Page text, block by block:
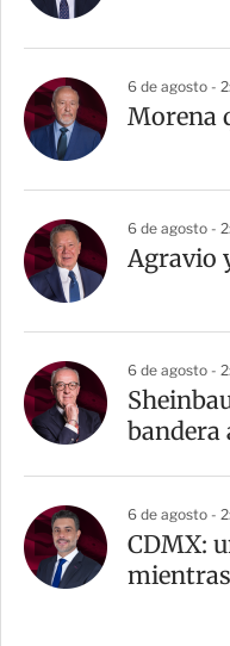
6 de agosto -
Morena
6 de agosto -
Agravio
6 de agosto -
6 de agosto -
CDMX: